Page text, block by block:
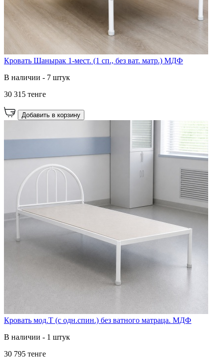
Кровать Шанырак 1-мест. (1 сп., без ват. матр.) МДФ
В наличии - 7 штук
30 315 тенге
Добавить в корзину
Кровать мод.Т (с одн.спин.) без ватного матраца. МДФ
В наличии - 1 штук
30 795 тенге